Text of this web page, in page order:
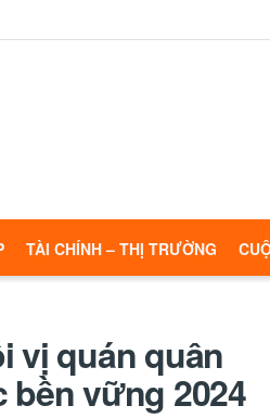
TÀI CHÍNH – THỊ TRƯỜNG
vị quán quân
bền vững 2024